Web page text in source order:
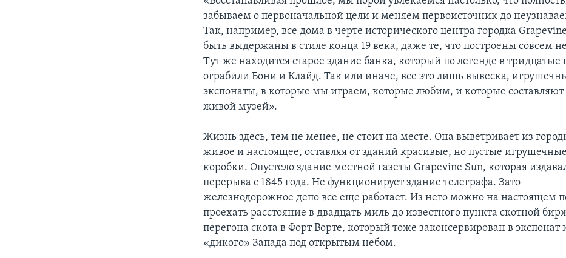
забываем о первоначальной цели и меняем первоисточник до
Так, например, все дома в черте исторического центра городка
быть выдержаны в стиле конца 19 века, даже те, что построены совсем
Тут же находится старое здание банка, который по легенде в тридцатые
ограбили Бони и Клайд. Так или иначе, все это лишь вывеска,
экспонаты, в которые мы играем, которые любим, и которые
живой музей».
Жизнь здесь, тем не менее, не стоит на месте. Она выветривает из
живое и настоящее, оставляя от зданий красивые, но пустые игрушечные
коробки. Опустело здание местной газеты Grapevine Sun, которая
перерыва с 1845 года. Не функционирует здание телеграфа. Зато
железнодорожное депо все еще работает. Из него можно на настоящем
проехать расстояние в двадцать миль до известного пункта скотной
перегона скота в Форт Ворте, который тоже законсервирован в экспонат
«дикого» Запада под открытым небом.